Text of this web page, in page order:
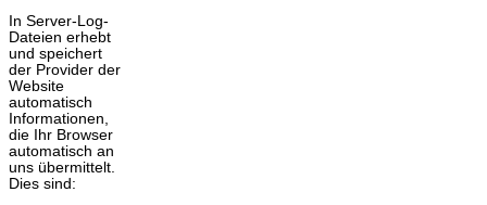
In Server-Log-
Dateien erhebt
und speichert
der Provider der
Website
automatisch
Informationen,
die Ihr Browser
automatisch an
uns übermittelt.
Dies sind: